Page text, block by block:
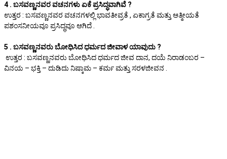
4 . ಬಸವಣ್ಣನವರ ವಚನಗಳು ಏಕೆ ಪ್ರಸಿದ್ಧವಾಗಿವೆ ?
ಉತ್ತರ : ಬಸವಣ್ಣನವರ ವಚನಗಳಲ್ಲಿ ಭಾವತೀವ್ರತೆ , ಏಕಾಗ್ರತೆ ಮತ್ತು ಆತ್ಮೀಯತೆ
ಪಶಂಸನೀಯವೂ ಪ್ರಸಿದ್ಧವೂ ಆಗಿದೆ .
5 . ಬಸವಣ್ಣನವರು ಬೋಧಿಸಿದ ಧರ್ಮದ ಜೀವಾಳ ಯಾವುದು ?
ಉತ್ತರ : ಬಸವಣ್ಣನವರು ಬೋಧಿಸಿದ ಧರ್ಮದ ಜೀವ ದಾನ, ದಯೆ ನಿರಾಡಂಬರ –
ವಿನಯ – ಭಕ್ತಿ – ದುಡಿದು ನಿಷ್ಕಾಮ – ಕರ್ಮ ಮತ್ತು ಸರಳಜೀವನ .